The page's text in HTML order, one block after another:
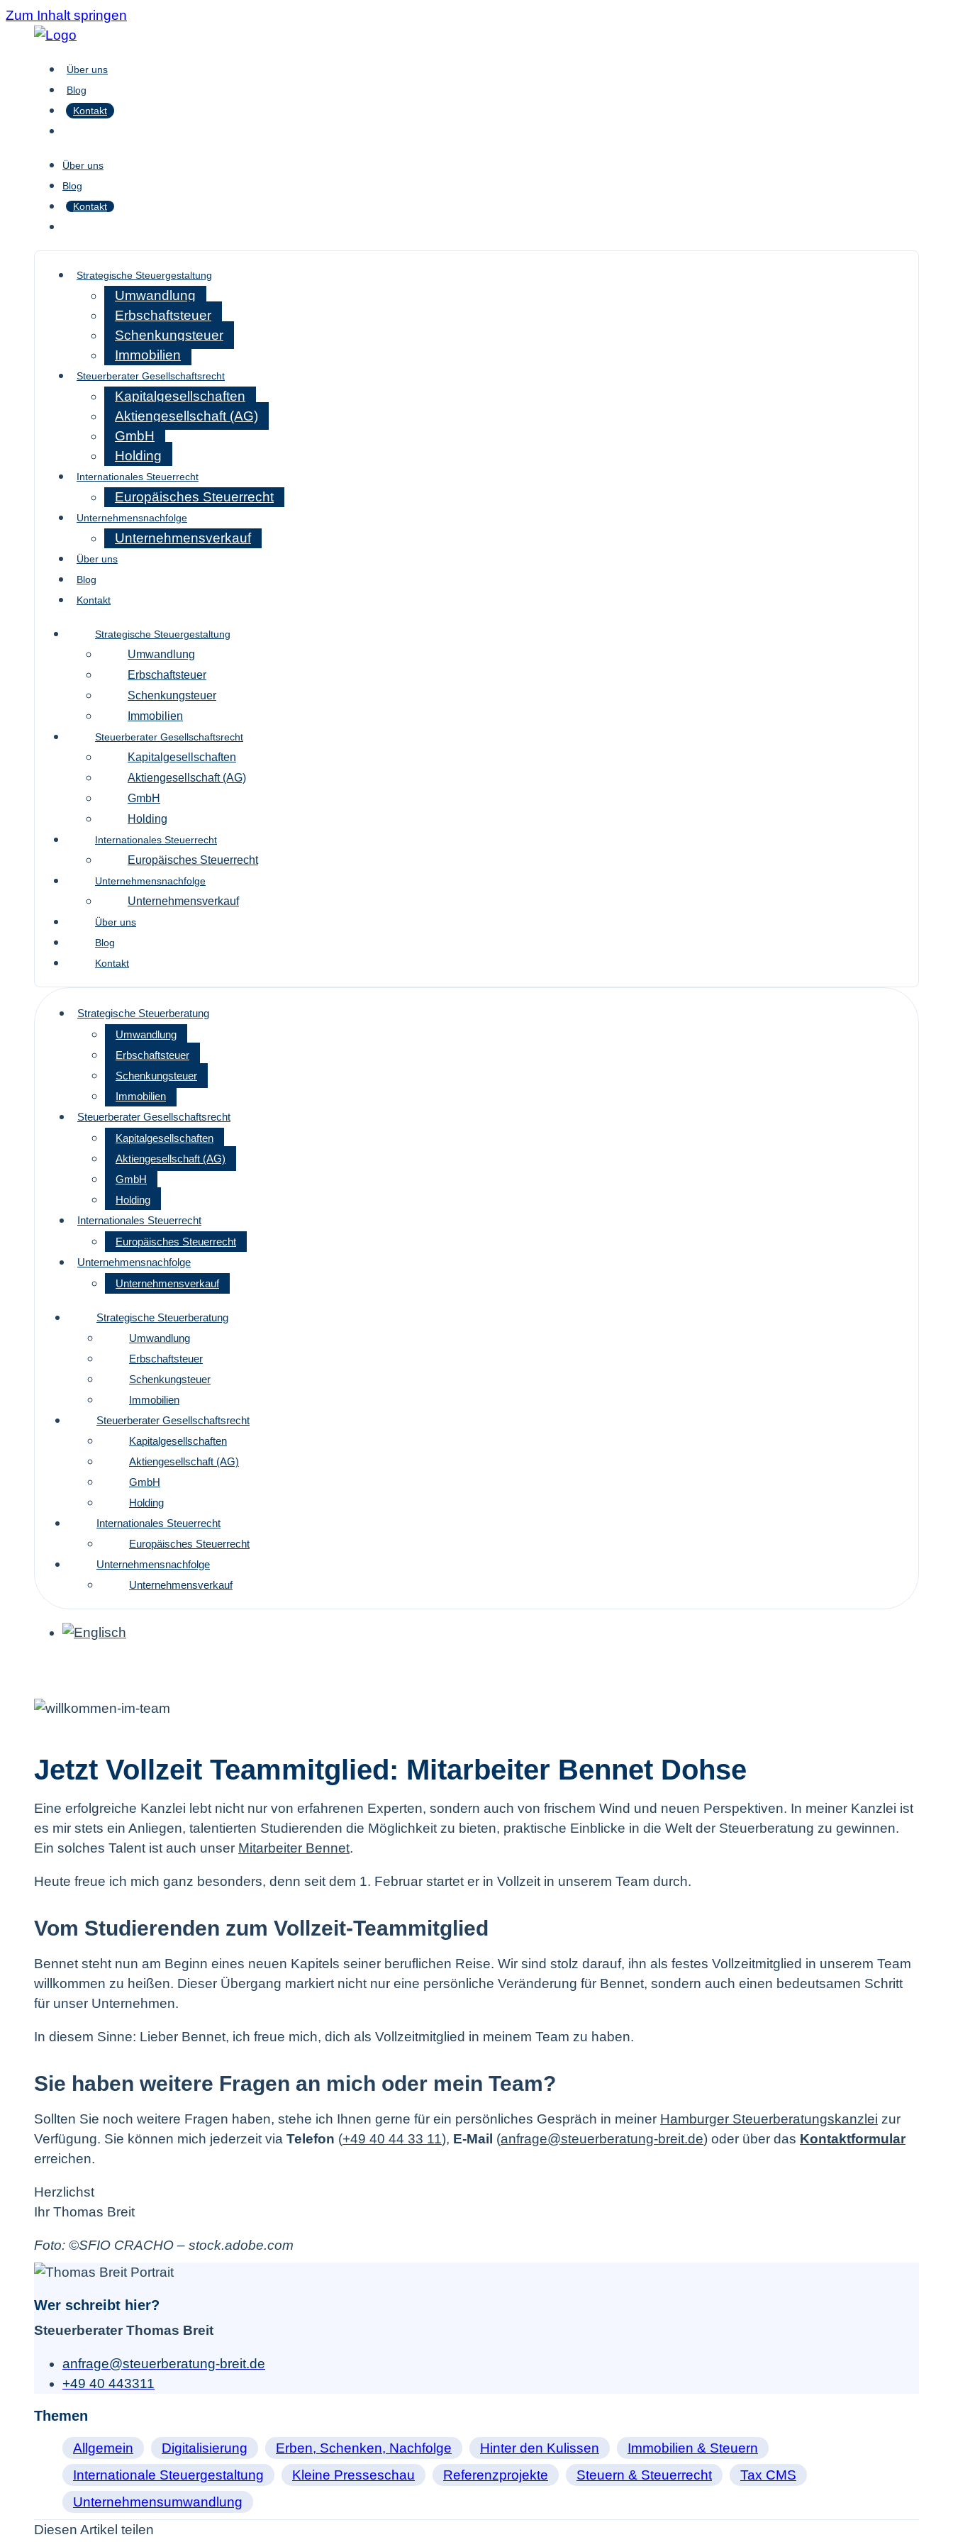
Zum Inhalt springen
Über uns
Blog
Kontakt
Über uns
Blog
Kontakt
Strategische Steuergestaltung
Umwandlung
Erbschaftsteuer
Schenkungsteuer
Immobilien
Steuerberater Gesellschaftsrecht
Kapitalgesellschaften
Aktiengesellschaft (AG)
GmbH
Holding
Internationales Steuerrecht
Europäisches Steuerrecht
Unternehmensnachfolge
Unternehmensverkauf
Über uns
Blog
Kontakt
Strategische Steuergestaltung
Umwandlung
Erbschaftsteuer
Schenkungsteuer
Immobilien
Steuerberater Gesellschaftsrecht
Kapitalgesellschaften
Aktiengesellschaft (AG)
GmbH
Holding
Internationales Steuerrecht
Europäisches Steuerrecht
Unternehmensnachfolge
Unternehmensverkauf
Über uns
Blog
Kontakt
Strategische Steuerberatung
Umwandlung
Erbschaftsteuer
Schenkungsteuer
Immobilien
Steuerberater Gesellschaftsrecht
Kapitalgesellschaften
Aktiengesellschaft (AG)
GmbH
Holding
Internationales Steuerrecht
Europäisches Steuerrecht
Unternehmensnachfolge
Unternehmensverkauf
Strategische Steuerberatung
Umwandlung
Erbschaftsteuer
Schenkungsteuer
Immobilien
Steuerberater Gesellschaftsrecht
Kapitalgesellschaften
Aktiengesellschaft (AG)
GmbH
Holding
Internationales Steuerrecht
Europäisches Steuerrecht
Unternehmensnachfolge
Unternehmensverkauf
Jetzt Vollzeit Teammitglied: Mitarbeiter Bennet Dohse
Eine erfolgreiche Kanzlei lebt nicht nur von erfahrenen Experten, sondern auch von frischem Wind und neuen Perspektiven. In meiner Kanzlei ist
es mir stets ein Anliegen, talentierten Studierenden die Möglichkeit zu bieten, praktische Einblicke in die Welt der Steuerberatung zu gewinnen.
Ein solches Talent ist auch unser Mitarbeiter Bennet.
Heute freue ich mich ganz besonders, denn seit dem 1. Februar startet er in Vollzeit in unserem Team durch.
Vom Studierenden zum Vollzeit-Teammitglied
Bennet steht nun am Beginn eines neuen Kapitels seiner beruflichen Reise. Wir sind stolz darauf, ihn als festes Vollzeitmitglied in unserem Team
willkommen zu heißen. Dieser Übergang markiert nicht nur eine persönliche Veränderung für Bennet, sondern auch einen bedeutsamen Schritt
für unser Unternehmen.
In diesem Sinne: Lieber Bennet, ich freue mich, dich als Vollzeitmitglied in meinem Team zu haben.
Sie haben weitere Fragen an mich oder mein Team?
Sollten Sie noch weitere Fragen haben, stehe ich Ihnen gerne für ein persönliches Gespräch in meiner Hamburger Steuerberatungskanzlei zur
Verfügung. Sie können mich jederzeit via Telefon (+49 40 44 33 11), E-Mail (anfrage@steuerberatung-breit.de) oder über das Kontaktformular
erreichen.
Herzlichst
Ihr Thomas Breit
Foto: ©SFIO CRACHO – stock.adobe.com
Wer schreibt hier?
Steuerberater Thomas Breit
anfrage@steuerberatung-breit.de
+49 40 443311
Themen
Allgemein Digitalisierung Erben, Schenken, Nachfolge Hinter den Kulissen
Immobilien & Steuern
Internationale Steuergestaltung
Kleine Presseschau Referenzprojekte Steuern & Steuerrecht
Tax CMS
Unternehmensumwandlung
Diesen Artikel teilen